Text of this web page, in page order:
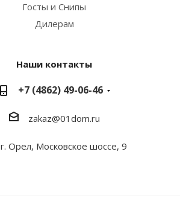
Госты и Снипы
Дилерам
Наши контакты
+7 (4862) 49-06-46
zakaz@01dom.ru
г. Орел, Московское шоссе, 9